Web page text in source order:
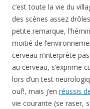
c’est toute la vie du
des scènes assez
petite remarque,
moitié de
cerveau n’interprète
au cerveau, s’exprime
lors d’un test
ouf!, mais j’en réussis
vie courante (se raser,